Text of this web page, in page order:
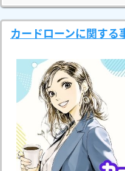
カードローンに関する